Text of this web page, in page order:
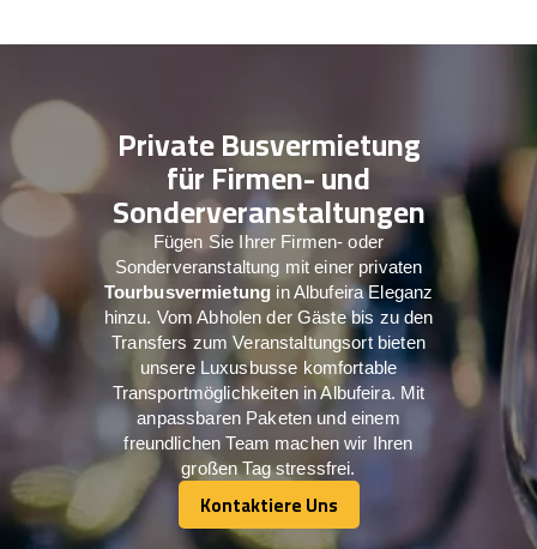
Private Busvermietung
für Firmen- und
Sonderveranstaltungen
Fügen Sie Ihrer Firmen- oder
Sonderveranstaltung mit einer privaten
Tourbusvermietung in Albufeira Eleganz
hinzu. Vom Abholen der Gäste bis zu den
Transfers zum Veranstaltungsort bieten
unsere Luxusbusse komfortable
Transportmöglichkeiten in Albufeira. Mit
anpassbaren Paketen und einem
freundlichen Team machen wir Ihren
großen Tag stressfrei.
Kontaktiere Uns
Kontaktiere Uns